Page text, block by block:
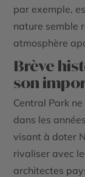
par exemple,
nature semble
atmosphère
Brève
son
Central Park
dans les
visant à doter
rivaliser avec
architectes